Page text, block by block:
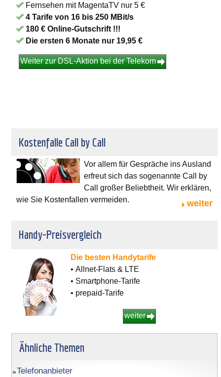
Fernsehen mit MagentaTV nur 5 €
4 Tarife von 16 bis 250 MBit/s
180 € Online-Gutschrift !!!
Die ersten 6 Monate nur 19,95 €
Weiter zur DSL-Aktion bei der Telekom
Kostenfalle Call by Call
Vor allem für Gespräche ins Ausland
erfreut sich das sogenannte Call by
Call großer Beliebtheit. Wir erklären,
wie Sie Kostenfallen vermeiden.
weiter
Handy-Preisvergleich
Die besten Handytarife
• Allnet-Flats & LTE
• Smartphone-Tarife
• prepaid-Tarife
weiter
Ähnliche Themen
Telefonanbieter